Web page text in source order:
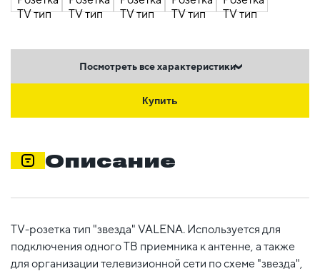
Посмотреть все характеристики
Купить
Описание
TV-розетка тип "звезда" VALENA. Используется для
подключения одного ТВ приемника к антенне, а также
для организации телевизионной сети по схеме "звезда",